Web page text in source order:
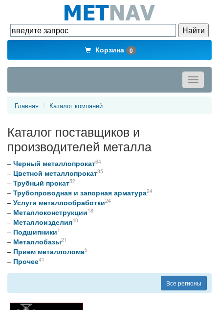
Корзина 0
Toggle
Главная Каталог компаний
Каталог поставщиков и
производителей металла
– Черный металлопрокат64
– Цветной металлопрокат35
– Трубный прокат52
– Трубопроводная и запорная арматура24
– Услуги металлообработки24
– Металлоконструкции18
– Металлоизделия40
– Подшипники1
– Металлобазы21
– Прием металлолома5
– Прочее41
Все регионы